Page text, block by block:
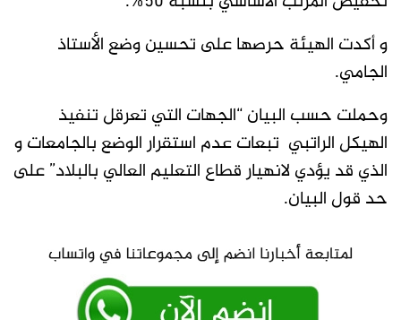
و أكدت الهيئة حرصها على تحسين وضع الأستاذ
الجامي.
وحملت حسب البيان “الجهات التي تعرقل تنفيذ
الهيكل الراتبي تبعات عدم استقرار الوضع بالجامعات و
الذي قد يؤدي لانهيار قطاع التعليم العالي بالبلاد” على
حد قول البيان.